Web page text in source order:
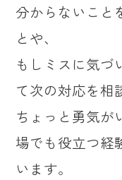
分からないこと
とや、
もしミスに気づ
て次の対応を相
ちょっと勇気が
場でも役立つ経
います。